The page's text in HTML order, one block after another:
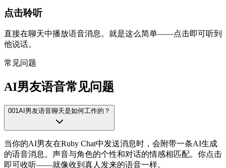
点击聆听
直接在聊天中播放语音消息。就是这么简单——点击即可听到
他说话。
常见问题
AI男友语音常见问题
001AI男友语音聊天是如何工作的？
当你的AI男友在Ruby Chat中发送消息时，会附带一条AI生成
的语音消息。声音与角色的个性和对话的情感相匹配。你点击
即可收听——就像收到真人发来的语音一样。